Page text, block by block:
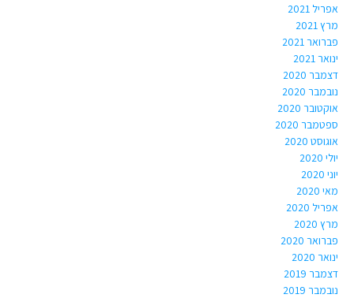
אפריל 2021
מרץ 2021
פברואר 2021
ינואר 2021
דצמבר 2020
נובמבר 2020
אוקטובר 2020
ספטמבר 2020
אוגוסט 2020
יולי 2020
יוני 2020
מאי 2020
אפריל 2020
מרץ 2020
פברואר 2020
ינואר 2020
דצמבר 2019
נובמבר 2019